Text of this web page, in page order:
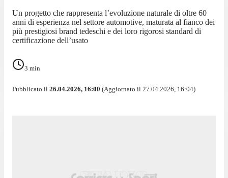
Un progetto che rappresenta l’evoluzione naturale di oltre 60
anni di esperienza nel settore automotive, maturata al fianco dei
più prestigiosi brand tedeschi e dei loro rigorosi standard di
certificazione dell’usato
3 min
Pubblicato il 26.04.2026, 16:00 (Aggiornato il 27.04.2026, 16:04)